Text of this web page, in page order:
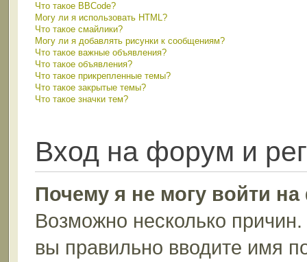
Что такое BBCode?
Могу ли я использовать HTML?
Что такое смайлики?
Могу ли я добавлять рисунки к сообщениям?
Что такое важные объявления?
Что такое объявления?
Что такое прикрепленные темы?
Что такое закрытые темы?
Что такое значки тем?
Вход на форум и
Почему я не могу войти
Возможно несколько
вы правильно вводите имя